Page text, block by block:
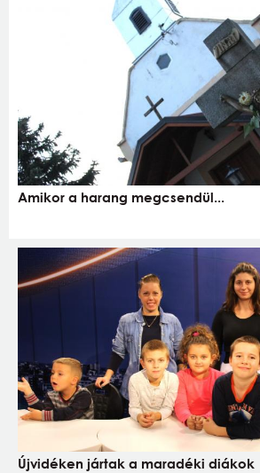
Amikor a harang megcsendül...
Újvidéken jártak a maradéki diákok